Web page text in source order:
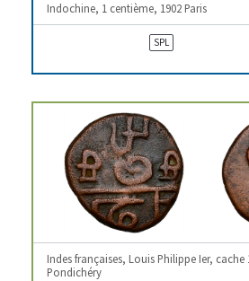
Indochine, 1 centième, 1902 Paris
SPL
Indes françaises, Louis Philippe Ier, cache
Pondichéry